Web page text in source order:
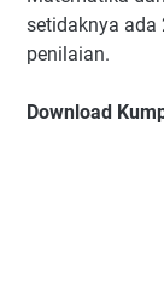
setidaknya ada
penilaian.
Download